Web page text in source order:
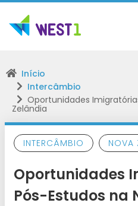
Início
Intercâmbio
Oportunidades
Zelândia
INTERCÂMBIO NOVA
Oportunidades
Pós-Estudos na